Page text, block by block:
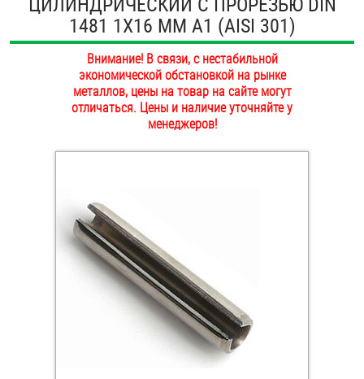
ОПЛАТА И ДОСТАВКА
НАШИ МАГАЗИНЫ
Втулки
Дюбели
Дюймовый крепёж
Заклепки (Гайки-Заклепки)
Инструмент
Крюки, кольца с метрической резьбой
Крюки, кольца с шурупной резьбой
1481 1Х16 ММ А1 (AISI 301)
Внимание! В связи, с нестабильной
экономической обстановкой на рынке
металлов, цены на товар на сайте могут
отличаться. Цены и наличие уточняйте у
менеджеров!